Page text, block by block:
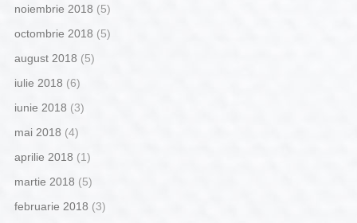
noiembrie 2018 (5)
octombrie 2018 (5)
august 2018 (5)
iulie 2018 (6)
iunie 2018 (3)
mai 2018 (4)
aprilie 2018 (1)
martie 2018 (5)
februarie 2018 (3)